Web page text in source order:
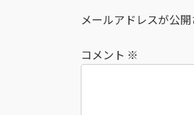
メールアドレスが公
コメント ※